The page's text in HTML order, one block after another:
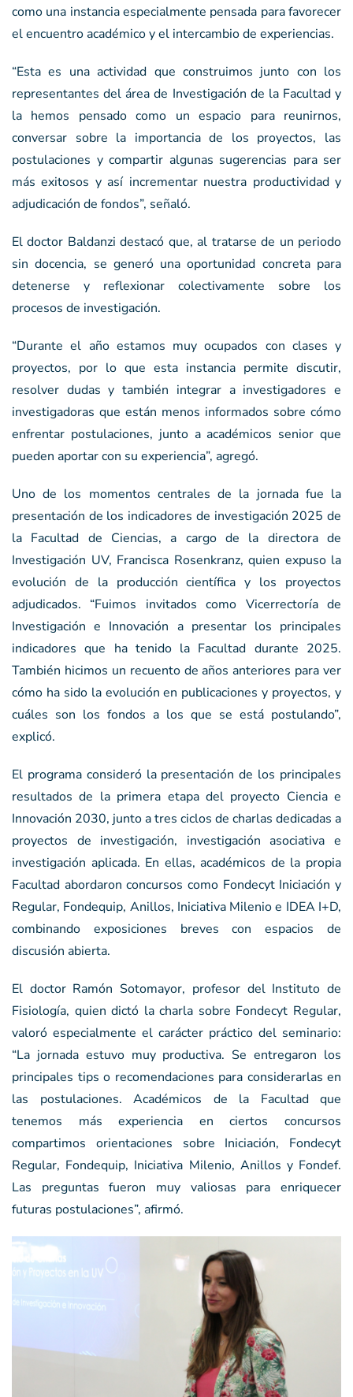
como una instancia especialmente pensada para favorecer
el encuentro académico y el intercambio de experiencias.
“Esta es una actividad que construimos junto con los
representantes del área de Investigación de la Facultad y
la hemos pensado como un espacio para reunirnos,
conversar sobre la importancia de los proyectos, las
postulaciones y compartir algunas sugerencias para ser
más exitosos y así incrementar nuestra productividad y
adjudicación de fondos”, señaló.
El doctor Baldanzi destacó que, al tratarse de un periodo
sin docencia, se generó una oportunidad concreta para
detenerse y reflexionar colectivamente sobre los
procesos de investigación.
“Durante el año estamos muy ocupados con clases y
proyectos, por lo que esta instancia permite discutir,
resolver dudas y también integrar a investigadores e
investigadoras que están menos informados sobre cómo
enfrentar postulaciones, junto a académicos senior que
pueden aportar con su experiencia”, agregó.
Uno de los momentos centrales de la jornada fue la
presentación de los indicadores de investigación 2025 de
la Facultad de Ciencias, a cargo de la directora de
Investigación UV, Francisca Rosenkranz, quien expuso la
evolución de la producción científica y los proyectos
adjudicados. “Fuimos invitados como Vicerrectoría de
Investigación e Innovación a presentar los principales
indicadores que ha tenido la Facultad durante 2025.
También hicimos un recuento de años anteriores para ver
cómo ha sido la evolución en publicaciones y proyectos, y
cuáles son los fondos a los que se está postulando”,
explicó.
El programa consideró la presentación de los principales
resultados de la primera etapa del proyecto Ciencia e
Innovación 2030, junto a tres ciclos de charlas dedicadas a
proyectos de investigación, investigación asociativa e
investigación aplicada. En ellas, académicos de la propia
Facultad abordaron concursos como Fondecyt Iniciación y
Regular, Fondequip, Anillos, Iniciativa Milenio e IDEA I+D,
combinando exposiciones breves con espacios de
discusión abierta.
El doctor Ramón Sotomayor, profesor del Instituto de
Fisiología, quien dictó la charla sobre Fondecyt Regular,
valoró especialmente el carácter práctico del seminario:
“La jornada estuvo muy productiva. Se entregaron los
principales tips o recomendaciones para considerarlas en
las postulaciones. Académicos de la Facultad que
tenemos más experiencia en ciertos concursos
compartimos orientaciones sobre Iniciación, Fondecyt
Regular, Fondequip, Iniciativa Milenio, Anillos y Fondef.
Las preguntas fueron muy valiosas para enriquecer
futuras postulaciones”, afirmó.